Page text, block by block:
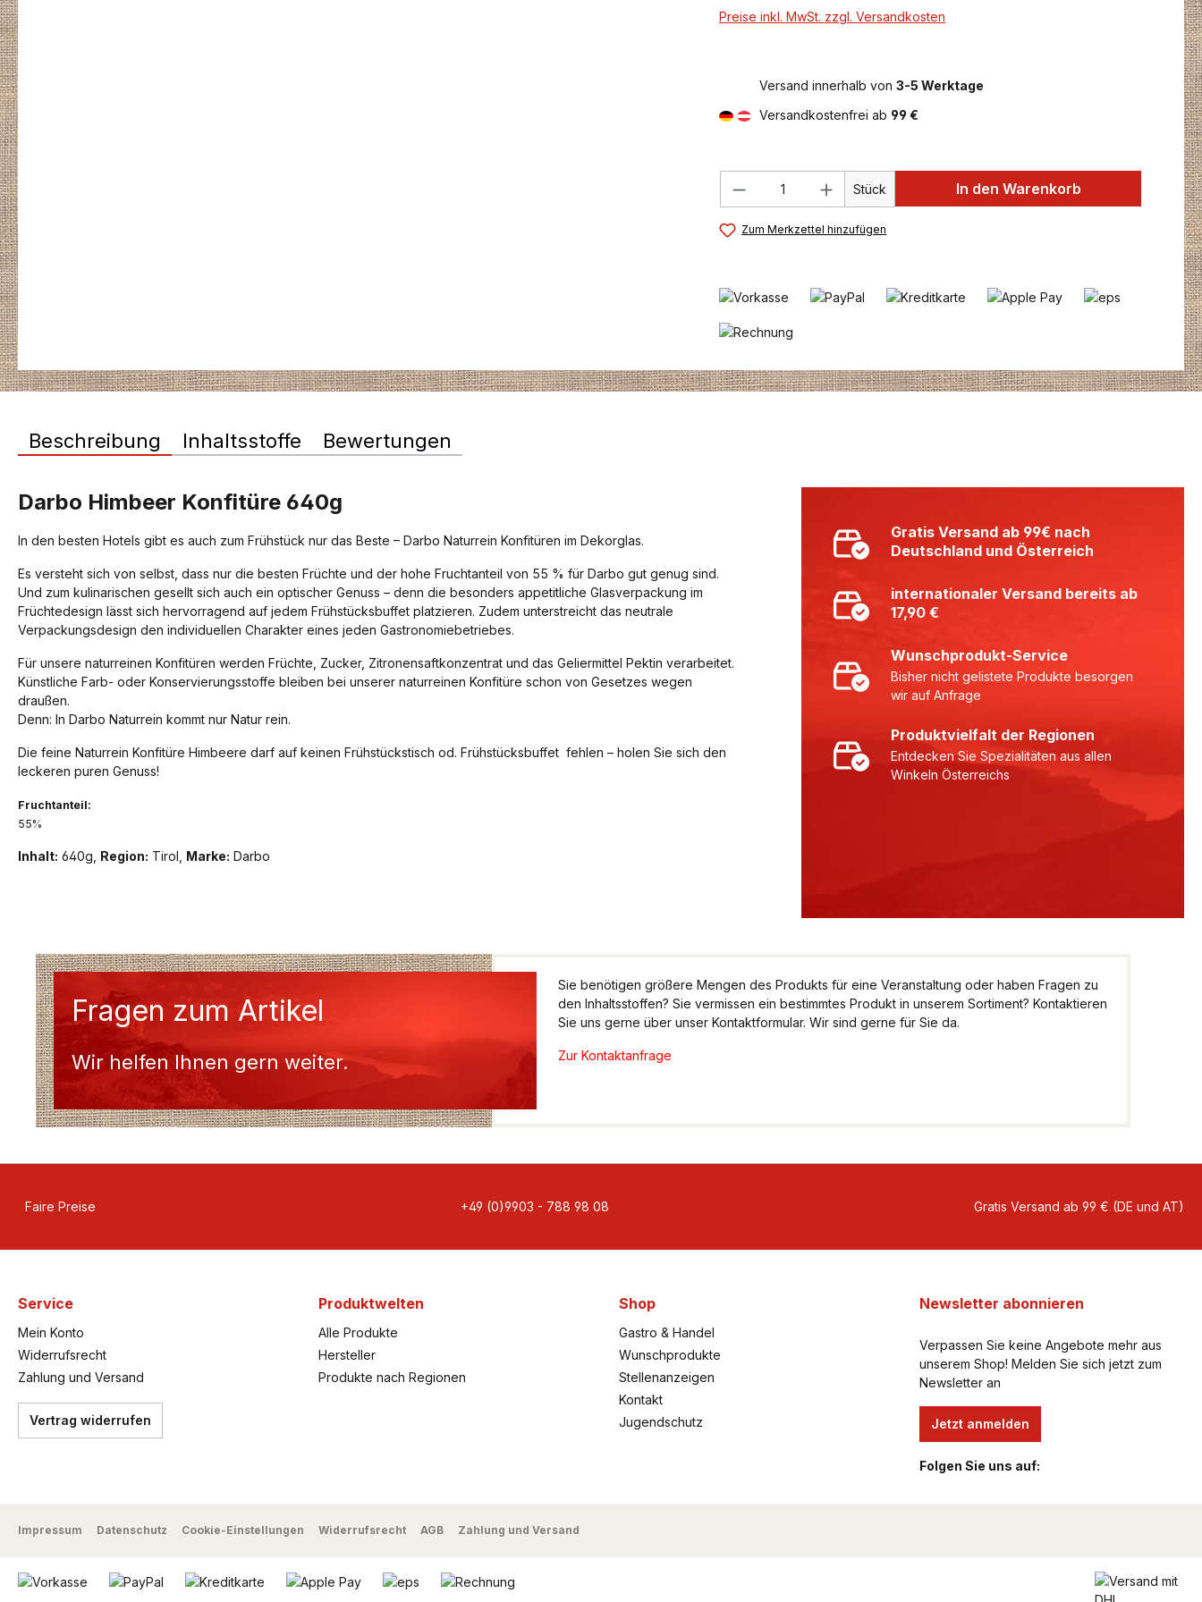
Preise inkl. MwSt. zzgl. Versandkosten
Versand innerhalb von 3-5 Werktage
Versandkostenfrei ab 99 €
Produkt Anzahl: Gib den gewünschten Wert
Stück In den Warenkorb
Zum Merkzettel hinzufügen
Beschreibung Inhaltsstoffe Bewertungen
Darbo Himbeer Konfitüre 640g
In den besten Hotels gibt es auch zum Frühstück nur das Beste – Darbo Naturrein Konfitüren im Dekorglas.
Es versteht sich von selbst, dass nur die besten Früchte und der hohe Fruchtanteil von 55 % für Darbo gut genug sind.
Und zum kulinarischen gesellt sich auch ein optischer Genuss – denn die besonders appetitliche Glasverpackung im
Früchtedesign lässt sich hervorragend auf jedem Frühstücksbuffet platzieren. Zudem unterstreicht das neutrale
Verpackungsdesign den individuellen Charakter eines jeden Gastronomiebetriebes.
Für unsere naturreinen Konfitüren werden Früchte, Zucker, Zitronensaftkonzentrat und das Geliermittel Pektin verarbeitet.
Künstliche Farb- oder Konservierungsstoffe bleiben bei unserer naturreinen Konfitüre schon von Gesetzes wegen
draußen.
Denn: In Darbo Naturrein kommt nur Natur rein.
Die feine Naturrein Konfitüre Himbeere darf auf keinen Frühstückstisch od. Frühstücksbuffet fehlen – holen Sie sich den
leckeren puren Genuss!
Fruchtanteil:
55%
Inhalt: 640g, Region: Tirol, Marke: Darbo
Gratis Versand ab 99€ nach
Deutschland und Österreich
internationaler Versand bereits ab
17,90 €
Wunschprodukt-Service
Bisher nicht gelistete Produkte besorgen
wir auf Anfrage
Produktvielfalt der Regionen
Entdecken Sie Spezialitäten aus allen
Winkeln Österreichs
Fragen zum Artikel
Wir helfen Ihnen gern weiter.
Sie benötigen größere Mengen des Produkts für eine Veranstaltung oder haben Fragen zu
den Inhaltsstoffen? Sie vermissen ein bestimmtes Produkt in unserem Sortiment? Kontaktieren
Sie uns gerne über unser Kontaktformular. Wir sind gerne für Sie da.
Zur Kontaktanfrage
Faire Preise +49 (0)9903 - 788 98 08 Gratis Versand ab 99 € (DE und AT)
Service
Mein Konto
Widerrufsrecht
Zahlung und Versand
Vertrag widerrufen
Produktwelten
Alle Produkte
Hersteller
Produkte nach Regionen
Shop
Gastro & Handel
Wunschprodukte
Stellenanzeigen
Kontakt
Jugendschutz
Newsletter abonnieren
Verpassen Sie keine Angebote mehr aus
unserem Shop! Melden Sie sich jetzt zum
Newsletter an
Jetzt anmelden
Folgen Sie uns auf:
Impressum Datenschutz Cookie-Einstellungen Widerrufsrecht AGB Zahlung und Versand